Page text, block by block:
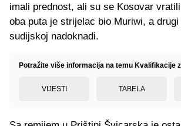
imali prednost, ali su se Kosovar
oba puta je strijelac bio Muriwi, a
sudijskoj nadoknadi.
Potražite više informacija na temu Kvalifikacije
VIJESTI TABELA